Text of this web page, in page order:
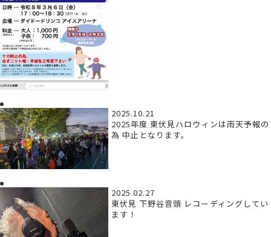
2025.10.21
2025年度 東伏見ハロウィンは雨天予報の
為 中止となります。
2025.02.27
東伏見 下野谷音頭 レコーディングしてい
ます！